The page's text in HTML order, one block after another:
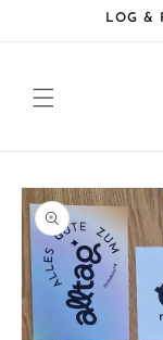
LOG &